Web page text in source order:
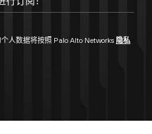
人数据将按照 Palo Alto Networks 隐私